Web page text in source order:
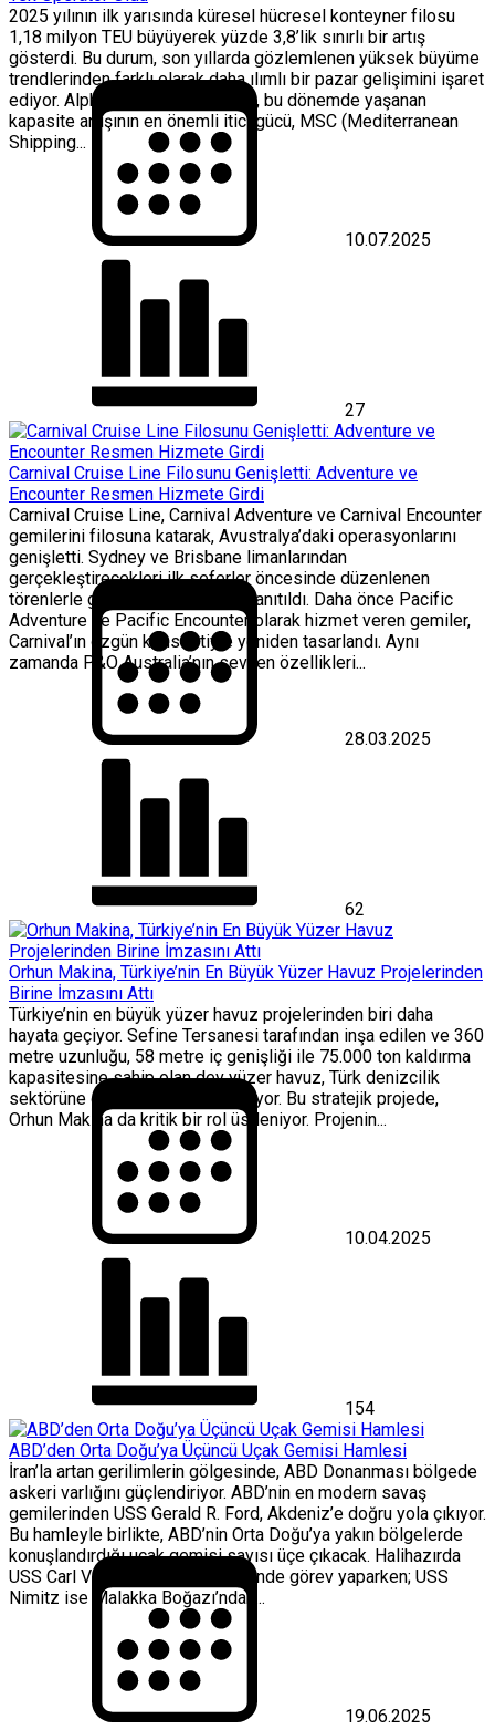
2025 yılının ilk yarısında küresel hücresel konteyner filosu
1,18 milyon TEU büyüyerek yüzde 3,8’lik sınırlı bir artış
gösterdi. Bu durum, son yıllarda gözlemlenen yüksek büyüme
trendlerinden farklı olarak daha ılımlı bir pazar gelişimini işaret
ediyor. Alphaliner verilerine göre, bu dönemde yaşanan
kapasite artışının en önemli itici gücü, MSC (Mediterranean
Shipping...
10.07.2025
27
Carnival Cruise Line Filosunu Genişletti: Adventure ve
Encounter Resmen Hizmete Girdi
Carnival Cruise Line, Carnival Adventure ve Carnival Encounter
gemilerini filosuna katarak, Avustralya’daki operasyonlarını
genişletti. Sydney ve Brisbane limanlarından
gerçekleştirecekleri ilk seferler öncesinde düzenlenen
törenlerle gemiler resmi olarak tanıtıldı. Daha önce Pacific
Adventure ve Pacific Encounter olarak hizmet veren gemiler,
Carnival’ın özgün konseptiyle yeniden tasarlandı. Aynı
zamanda P&O Australia’nın sevilen özellikleri...
28.03.2025
62
Orhun Makina, Türkiye’nin En Büyük Yüzer Havuz Projelerinden
Birine İmzasını Attı
Türkiye’nin en büyük yüzer havuz projelerinden biri daha
hayata geçiyor. Sefine Tersanesi tarafından inşa edilen ve 360
metre uzunluğu, 58 metre iç genişliği ile 75.000 ton kaldırma
kapasitesine sahip olan dev yüzer havuz, Türk denizcilik
sektörüne güç katmaya hazırlanıyor. Bu stratejik projede,
Orhun Makina da kritik bir rol üstleniyor. Projenin...
10.04.2025
154
ABD’den Orta Doğu’ya Üçüncü Uçak Gemisi Hamlesi
İran’la artan gerilimlerin gölgesinde, ABD Donanması bölgede
askeri varlığını güçlendiriyor. ABD’nin en modern savaş
gemilerinden USS Gerald R. Ford, Akdeniz’e doğru yola çıkıyor.
Bu hamleyle birlikte, ABD’nin Orta Doğu’ya yakın bölgelerde
konuşlandırdığı uçak gemisi sayısı üçe çıkacak. Halihazırda
USS Carl Vinson, Umman Denizi’nde görev yaparken; USS
Nimitz ise Malakka Boğazı’ndan...
19.06.2025